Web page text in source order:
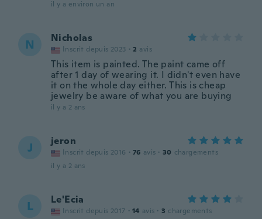
il y a environ un an
N Nicholas
Inscrit depuis 2023 · 2 avis
This item is painted. The paint came off
after 1 day of wearing it. I didn't even have
it on the whole day either. This is cheap
jewelry be aware of what you are buying
il y a 2 ans
J jeron
Inscrit depuis 2016 · 76 avis · 30 chargements
il y a 2 ans
L Le'Ecia
Inscrit depuis 2017 · 14 avis · 3 chargements